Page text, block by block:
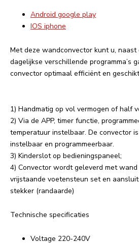
Android google play
IOS iphone
Met deze wandconvector kunt u,
dagelijkse verschillende programma’s
convector optimaal efficiënt en
1) Handmatig op vol vermogen of half
2) Via de APP, timer functie,
temperatuur instelbaar. De convector
instelbaar en programmeerbaar.
3) Kinderslot op bedieningspaneel;
4) Convector wordt geleverd met
vrijstaande voetensteun set en
stekker (randaarde)
Technische specificaties
Voltage 220-240V